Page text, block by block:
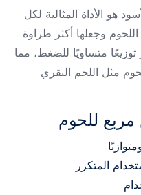
هو الأداة المثالية لكل
وجعلها أكثر طراوة
متساويًا للضغط، مما
مثل اللحم البقري
للحوم
المتكرر